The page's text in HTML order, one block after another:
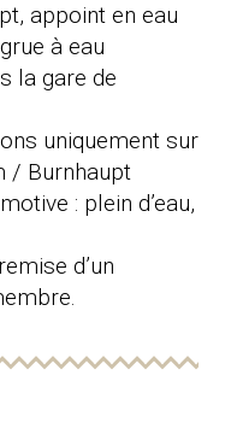
appoint en eau
à eau
la gare de
uniquement sur
/ Burnhaupt
: plein d’eau,
d’un